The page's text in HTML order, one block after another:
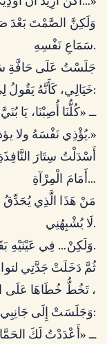
وَلَكِنَّ الصَّمْتَ بَعْدَ
سَمَاعِ نَفْسِهِ.
جَلَسْتُ عَلَى حَافَّةِ
خَيَالِي، كَأَنَّهُ يَقُولُ لِي:
ــ «كُلُّنَا أُصِبْنَا، يَا
يُؤْذِي نَفْسَهُ ولا يؤذينا مَرَّةً أُخْرَى.»
أَسْدَلْتُ سِتَارَ
أَمَامَ الْمِرْآةِ…
مَنْ هَذَا الَّذِي
لَا يُشْبِهُنِي.
وَلَكِنْ… فِي عَيْنَيْهِ بَقَايَا نُعْمَانَ الَّذِي كُنْتُهُ.
ثُمَّ دَخَلَتْ جَدَّتِي
، تَخُطُّ خُطَاهَا عَلَى
وَجَلَسَتْ إِلَى جَانِبِي، وَمَسَحَتْ بِرِفْقٍ عَلَى وَجْهِي، وَقَالَتْ:
ــ «أَعْدَدْتُ لَكَ